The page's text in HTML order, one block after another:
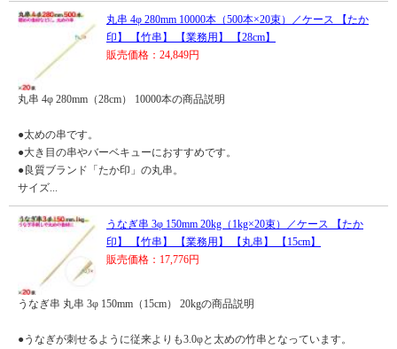
丸串 4φ 280mm 10000本（500本×20束）／ケース 【たか
印】 【竹串】 【業務用】 【28cm】
販売価格：24,849円
丸串 4φ 280mm（28cm） 10000本の商品説明
●太めの串です。
●大き目の串やバーベキューにおすすめです。
●良質ブランド「たか印」の丸串。
サイズ...
うなぎ串 3φ 150mm 20kg（1kg×20束）／ケース 【たか
印】 【竹串】 【業務用】 【丸串】 【15cm】
販売価格：17,776円
うなぎ串 丸串 3φ 150mm（15cm） 20kgの商品説明
●うなぎが刺せるように従来よりも3.0φと太めの竹串となっています。